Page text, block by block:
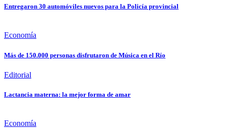
Entregaron 30 automóviles nuevos para la Policía provincial
Economía
Más de 150.000 personas disfrutaron de Música en el Río
Editorial
Lactancia materna: la mejor forma de amar
Economía